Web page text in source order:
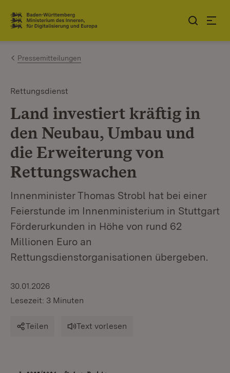
Zum Inhalt springen
Link zur Startseite
Pressemitteilungen
Rettungsdienst
Land investiert kräftig in
den Neubau, Umbau und
die Erweiterung von
Rettungswachen
Innenminister Thomas Strobl hat bei einer
Feierstunde im Innenministerium in Stuttgart
Förderurkunden in Höhe von rund 62
Millionen Euro an
Rettungsdienstorganisationen übergeben.
30.01.2026
Lesezeit: 3 Minuten
Teilen Text vorlesen